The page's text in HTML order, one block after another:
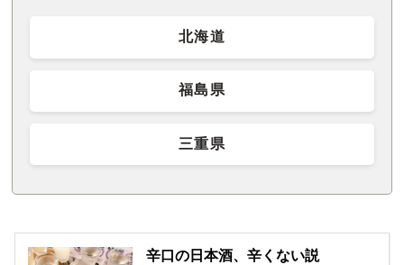
北海道
福島県
三重県
辛口の日本酒、辛くない説